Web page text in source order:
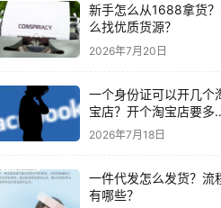
新手怎么从1688拿货
么找优质货源？
2026年7月20日
一个身份证可以开几个
宝店？开个淘宝店要多
钱？
2026年7月18日
一件代发怎么发货？流
有哪些？